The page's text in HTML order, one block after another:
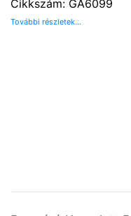
Cikkszám: GA6099
További részletek...